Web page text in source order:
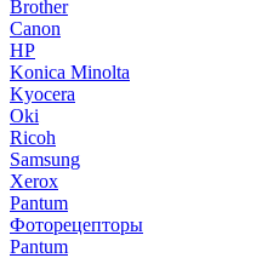
Brother
Canon
HP
Konica Minolta
Kyocera
Oki
Ricoh
Samsung
Xerox
Pantum
Фоторецепторы
Pantum